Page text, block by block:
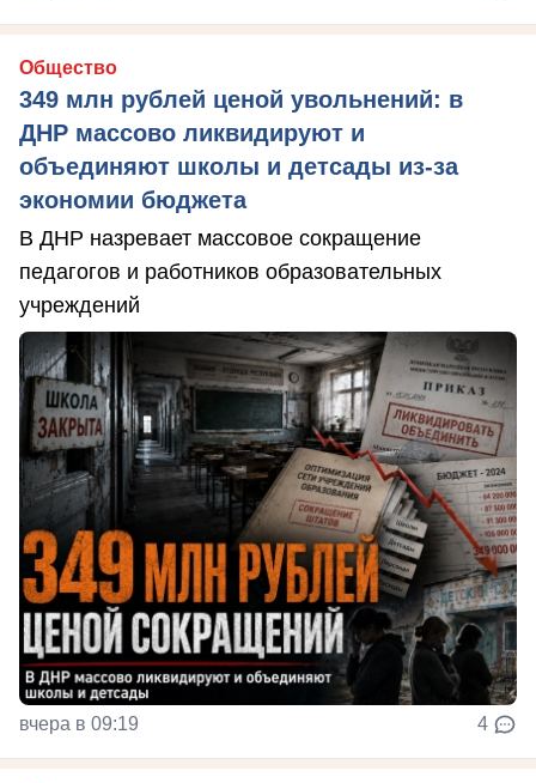
Общество
349 млн рублей ценой увольнений: в
ДНР массово ликвидируют и
объединяют школы и детсады из-за
экономии бюджета
В ДНР назревает массовое сокращение
педагогов и работников образовательных
учреждений
вчера в 09:19 4